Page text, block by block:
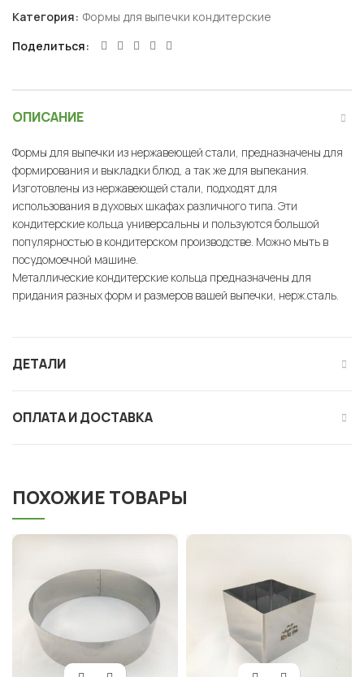
Категория: Формы для выпечки кондитерские
Поделиться
ОПИСАНИЕ
Формы для выпечки из нержавеющей стали, предназначены для
формирования и выкладки блюд, а так же для выпекания.
Изготовлены из нержавеющей стали, подходят для
использования в духовых шкафах различного типа. Эти
кондитерские кольца универсальны и пользуются большой
популярностью в кондитерском производстве. Можно мыть в
посудомоечной машине.
Металлические кондитерские кольца предназначены для
придания разных форм и размеров вашей выпечки, нерж.сталь.
ДЕТАЛИ
ОПЛАТА И ДОСТАВКА
ПОХОЖИЕ ТОВАРЫ